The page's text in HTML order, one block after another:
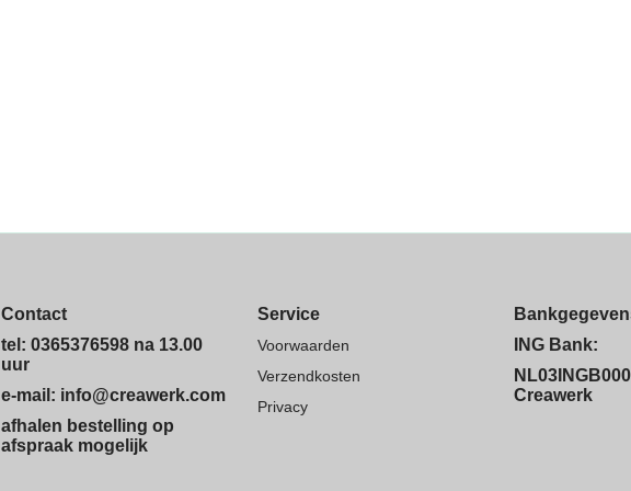
Contact
tel: 0365376598 na 13.00
uur
e-mail: info@creawerk.com
afhalen bestelling op
afspraak mogelijk
Service
Voorwaarden
Verzendkosten
Privacy
ING Bank:
Creawerk